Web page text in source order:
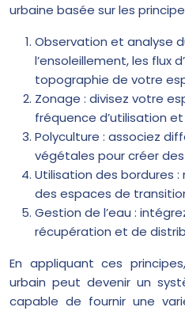
urbaine basée sur les
Observation et analyse
l’ensoleillement, les flux
topographie de votre
Zonage : divisez votre
fréquence d’utilisation
Polyculture : associez
végétales pour créer
Utilisation des bordures
des espaces de
Gestion de l’eau :
récupération et de
En appliquant ces
urbain peut devenir un
capable de fournir une